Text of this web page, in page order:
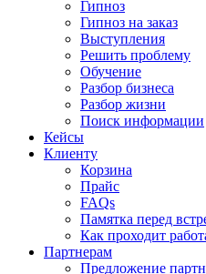
Гипноз
Гипноз на заказ
Выступления
Решить проблему
Обучение
Разбор бизнеса
Разбор жизни
Поиск информации
Кейсы
Клиенту
Корзина
Прайс
FAQs
Памятка перед
Как проходит
Партнерам
Предложение